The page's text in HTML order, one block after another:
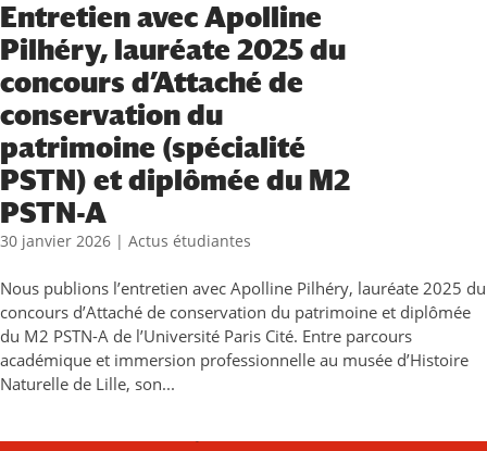
Entretien avec Apolline
Pilhéry, lauréate 2025 du
concours d’Attaché de
conservation du
patrimoine (spécialité
PSTN) et diplômée du M2
PSTN-A
30 janvier 2026 | Actus étudiantes
Nous publions l’entretien avec Apolline Pilhéry, lauréate 2025 du
concours d’Attaché de conservation du patrimoine et diplômée
du M2 PSTN-A de l’Université Paris Cité. Entre parcours
académique et immersion professionnelle au musée d’Histoire
Naturelle de Lille, son...